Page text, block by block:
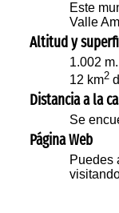
Este
Valle
Altitud y
1.002
12 km2
Distancia a la
Se
Página Web
Puedes